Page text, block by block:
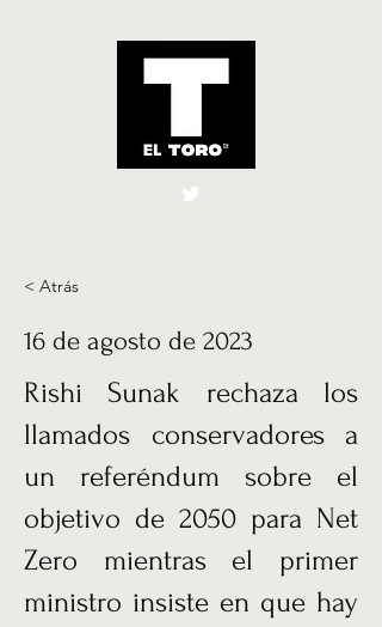
El Toro España
< Atrás
16 de agosto de 2023
Rishi Sunak rechaza los
llamados conservadores a
un referéndum sobre el
objetivo de 2050 para Net
Zero mientras el primer
ministro insiste en que hay